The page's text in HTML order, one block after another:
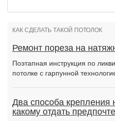
КАК СДЕЛАТЬ ТАКОЙ ПОТОЛОК
Ремонт пореза на
Поэтапная инструкция по
потолке с гарпунной
Два способа крепления
какому отдать